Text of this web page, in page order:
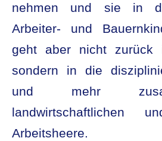
nehmen und sie in
Arbeiter- und
geht aber nicht zurück
sondern in die
und mehr
landwirtschaftlichen
Arbeitsheere.